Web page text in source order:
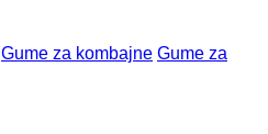
Gume za kombajne Gume za